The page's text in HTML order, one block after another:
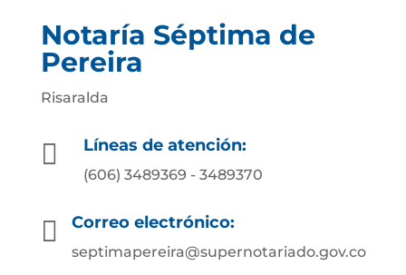
Notaría Séptima de
Pereira
Risaralda
 Líneas de atención:
(606) 3489369 - 3489370
 Correo electrónico:
septimapereira@supernotariado.gov.co